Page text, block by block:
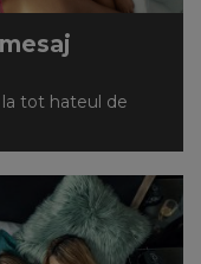
tot hateul de